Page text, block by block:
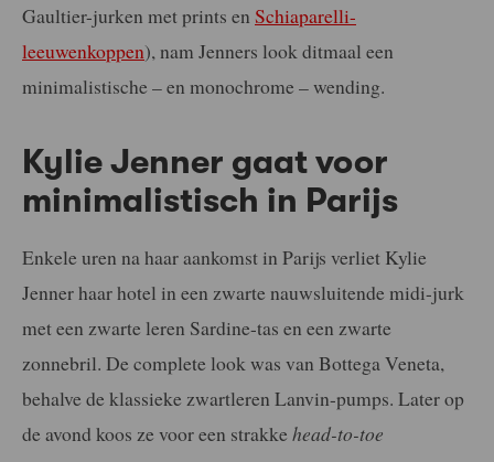
Gaultier-jurken met prints en Schiaparelli-
leeuwenkoppen), nam Jenners look ditmaal een
minimalistische – en monochrome – wending.
Kylie Jenner gaat voor
minimalistisch in Parijs
Enkele uren na haar aankomst in Parijs verliet Kylie
Jenner haar hotel in een zwarte nauwsluitende midi-jurk
met een zwarte leren Sardine-tas en een zwarte
zonnebril. De complete look was van Bottega Veneta,
behalve de klassieke zwartleren Lanvin-pumps. Later op
de avond koos ze voor een strakke head-to-toe